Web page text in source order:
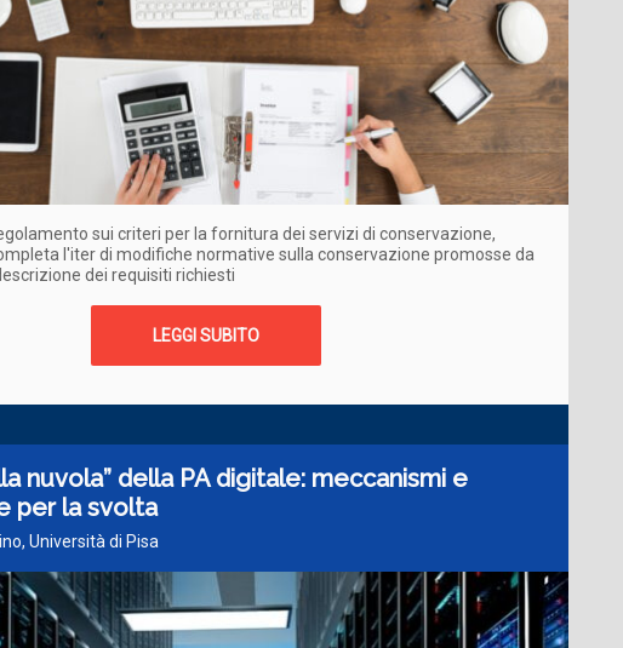
sui criteri per la fornitura dei servizi di conservazione,
l'iter di modifiche normative sulla conservazione promosse da
dei requisiti richiesti
LEGGI SUBITO
nuvola” della PA digitale: meccanismi e
per la svolta
Università di Pisa